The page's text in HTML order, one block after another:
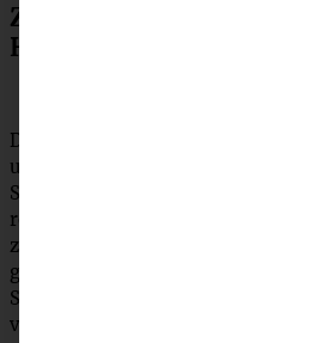
Zubereitung winterlicher
Hefekuchen mit
Die Hefe in die lauwarme Milch
unterrühren und für 15 Minuten
Schüssel der Küchenmaschine das
restlichen Zutaten vorbereiten,
zufügen und alles für ca. 5 Minuten
gleichmäßigen Hefeteig kneten. Den
Stunde an einem warmen Ort gehen
verdoppelt hat.